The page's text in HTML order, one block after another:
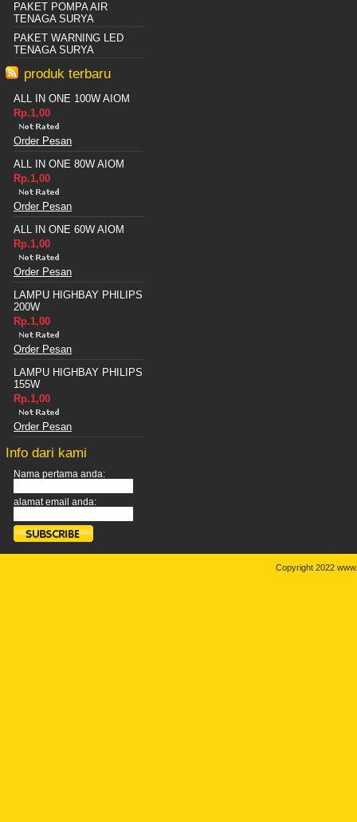
PAKET POMPA AIR
TENAGA SURYA
PAKET WARNING LED
TENAGA SURYA
produk terbaru
ALL IN ONE 100W AIOM
Rp.1,00
Order Pesan
ALL IN ONE 80W AIOM
Rp.1,00
Order Pesan
ALL IN ONE 60W AIOM
Rp.1,00
Order Pesan
LAMPU HIGHBAY PHILIPS
200W
Rp.1,00
Order Pesan
LAMPU HIGHBAY PHILIPS
155W
Rp.1,00
Order Pesan
Info dari kami
Nama pertama anda:
alamat email anda:
Copyright 2022